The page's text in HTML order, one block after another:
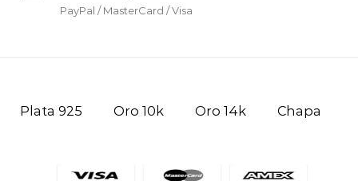
PayPal / MasterCard / Visa
Plata 925 Oro 10k Oro 14k Chapa